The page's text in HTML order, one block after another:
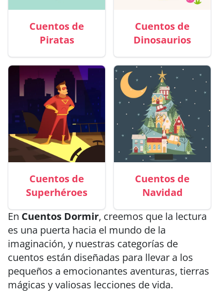
Cuentos de
Piratas
Cuentos de
Dinosaurios
Cuentos de
Superhéroes
Cuentos de
Navidad
En Cuentos Dormir, creemos que la lectura
es una puerta hacia el mundo de la
imaginación, y nuestras categorías de
cuentos están diseñadas para llevar a los
pequeños a emocionantes aventuras, tierras
mágicas y valiosas lecciones de vida.